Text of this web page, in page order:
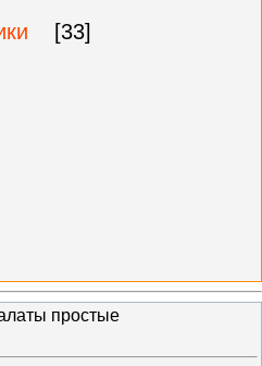
[33]
простые